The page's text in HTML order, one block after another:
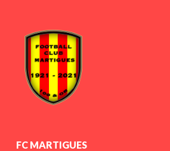
FC MARTIGUES